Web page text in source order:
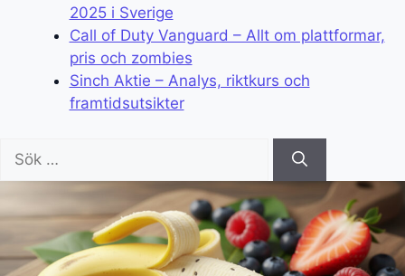
2025 i Sverige
Call of Duty Vanguard – Allt om plattformar,
pris och zombies
Sinch Aktie – Analys, riktkurs och
framtidsutsikter
efter: